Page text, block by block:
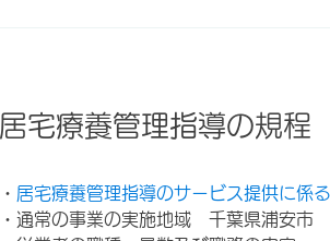
居宅療養管理指導の規程
・ 居宅療養管理指導のサービス提供に係
・通常の事業の実施地域 千葉県浦安市